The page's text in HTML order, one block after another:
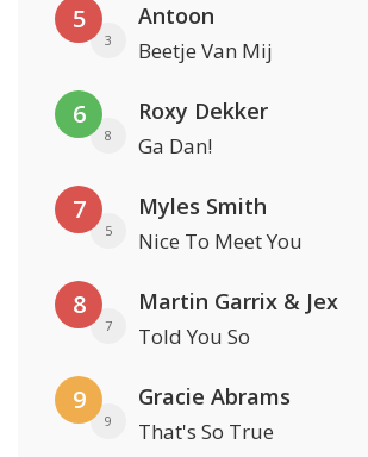
5
3
Antoon
Beetje Van Mij
6
8
Roxy Dekker
Ga Dan!
7
5
Myles Smith
Nice To Meet You
8
7
Martin Garrix & Jex
Told You So
9
9
Gracie Abrams
That's So True